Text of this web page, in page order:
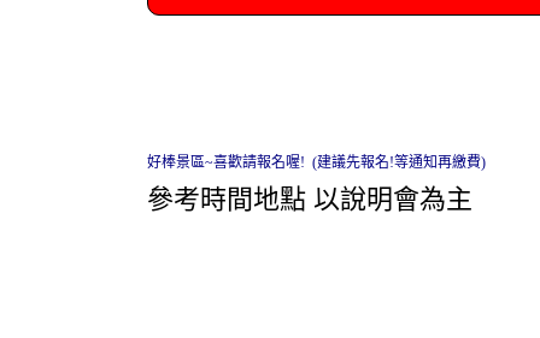
好棒景區~喜歡請報名喔! (建議先報名!等通知再繳費)
參考時間地點 以說明會為主